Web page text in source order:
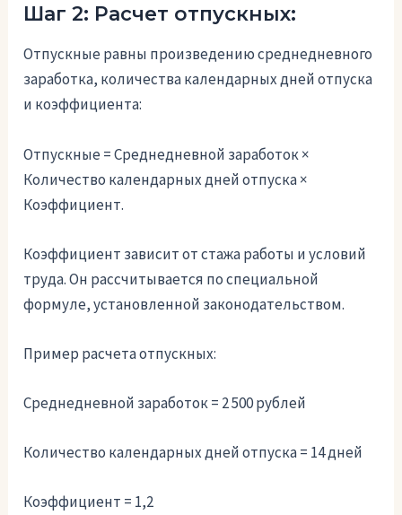
Шаг 2: Расчет отпускных:
Отпускные равны произведению среднедневного
заработка, количества календарных дней отпуска
и коэффициента:
Отпускные = Среднедневной заработок ×
Количество календарных дней отпуска ×
Коэффициент.
Коэффициент зависит от стажа работы и условий
труда. Он рассчитывается по специальной
формуле, установленной законодательством.
Пример расчета отпускных:
Среднедневной заработок = 2 500 рублей
Количество календарных дней отпуска = 14 дней
Коэффициент = 1,2